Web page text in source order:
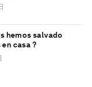
hemos salvado
casa ?